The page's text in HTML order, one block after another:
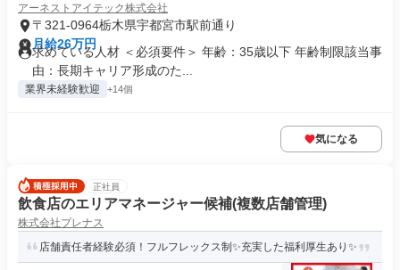
アーネストアイテック株式会社
〒321-0964栃木県宇都宮市駅前通り
月給26万円
求めている人材 ＜必須要件＞ 年齢：35歳以下 年齢制限該当事
由：長期キャリア形成のた...
業界未経験歓迎 +14個
気になる
正社員
飲食店のエリアマネージャー候補(複数店舗管理)
株式会社プレナス
店舗責任者経験必須！フルフレックス制✨充実した福利厚生あり✨